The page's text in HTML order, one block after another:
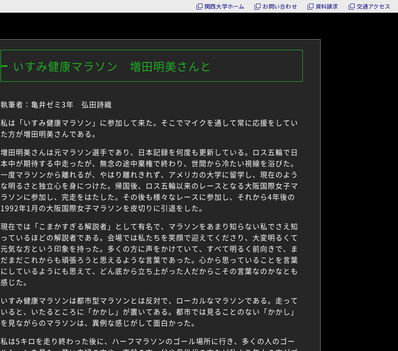
関西大学ホーム お問い合わせ 資料請求 交通アクセス
いすみ健康マラソン 増田明美さんと
執筆者：亀井ゼミ3年 弘田詩織
私は「いすみ健康マラソン」に参加して来た。そこでマイクを通して常に応援をしてい
た方が増田明美さんである。
増田明美さんは元マラソン選手であり、日本記録を何度も更新している。ロス五輪で日
本中が期待する中走ったが、無念の途中棄権で終わり、世間から冷たい視線を浴びた。
一度マラソンから離れるが、やはり離れきれず、アメリカの大学に留学し、現在のよう
な明るさと独立心を身につけた。帰国後、ロス五輪以来のレースとなる大阪国際女子マ
ラソンに参加し、完走をはたした。その後も様々なレースに参加し、それから4年後の
1992年1月の大阪国際女子マラソンを皮切りに引退をした。
現在では「こまかすぎる解説者」として有名で、マラソンをあまり知らない私でさえ知
っているほどの解説者である。会場では私たちを笑顔で迎えてくださり、大変明るくて
元気な方という印象を持った。多くの方に声をかけていて、すべて明るく前向きで、ま
だまだこれからも頑張ろうと思えるような言葉であった。心から思っていることを言葉
にしているようにも思えて、どん底から立ち上がった人だからこその言葉なのかなとも
感じた。
いすみ健康マラソンは都市型マラソンとは反対で、ローカルなマラソンである。走って
いると、いたるところに「かかし」が置いてある。都市では見ることのない「かかし」
を見ながらのマラソンは、異例な感じがして面白かった。
私は5キロを走り終わった後に、ハーフマラソンのゴール場所に行き、多くの人のゴー